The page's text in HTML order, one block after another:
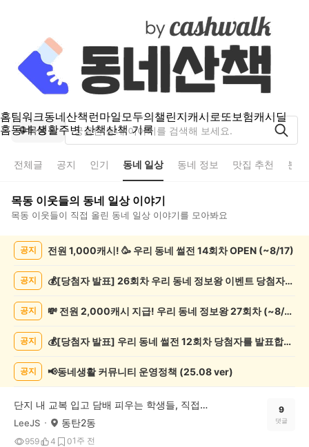
홈팀워크동네산책런마일모두의챌린지캐시로또보험캐시딜
홈동네 생활주변 산책산책 기록
목동
전체글 공지 인기 동네 일상 동네 정보 맛집 추천 분
목동 이웃들의 동네 일상이야기
목동 이웃들이 직접 올린 동네 일상 이야기를 모아봐요
공지 전원 1,000캐시! 🥳 우리 동네 썰전 14회차 OPEN (~8/17)
공지 💰[당첨자 발표] 26회차 우리 동네 정보왕 이벤트 당첨자를 발표합니다!
공지 💸 전원 2,000캐시 지급! 우리 동네 정보왕 27회차 (~8/10)
공지 💰[당첨자 발표] 우리 동네 썰전 12회차 당첨자를 발표합니다!
공지 📢동네생활 커뮤니티 운영정책 (25.08 ver)
단지 내 교복 입고 담배 피우는 학생들, 직접 훈계한다 vs 조용히 신고만 한다
LeeJS 동탄2동
959 4 01주 전
9
댓글